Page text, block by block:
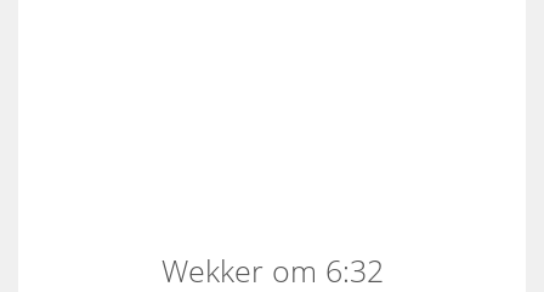
Wekker om 6:32